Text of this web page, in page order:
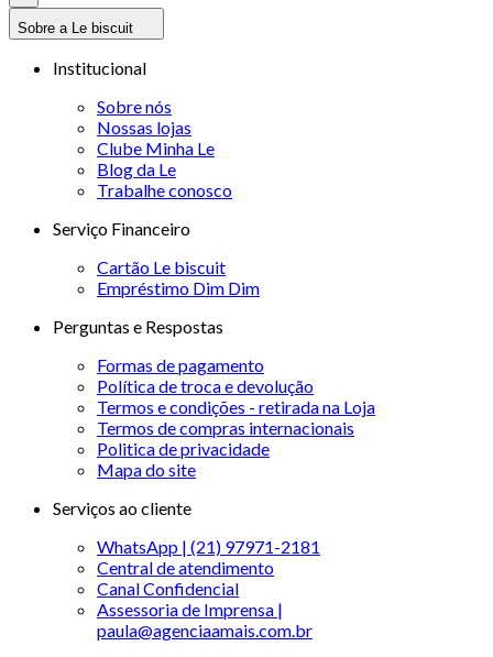
Sobre a Le biscuit
Institucional
Sobre nós
Nossas lojas
Clube Minha Le
Blog da Le
Trabalhe conosco
Serviço Financeiro
Cartão Le biscuit
Empréstimo Dim Dim
Perguntas e Respostas
Formas de pagamento
Política de troca e devolução
Termos e condições - retirada na Loja
Termos de compras internacionais
Politica de privacidade
Mapa do site
Serviços ao cliente
WhatsApp | (21) 97971-2181
Central de atendimento
Canal Confidencial
Assessoria de Imprensa |
paula@agenciaamais.com.br